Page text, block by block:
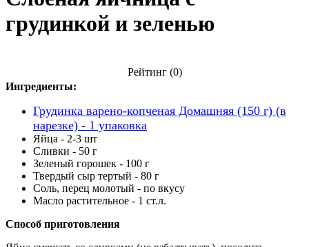
грудинкой и зеленью
Рейтинг (0)
Ингредиенты:
Грудинка варено-копченая Домашняя (150 г) (в
нарезке) - 1 упаковка
Яйца - 2-3 шт
Сливки - 50 г
Зеленый горошек - 100 г
Твердый сыр тертый - 80 г
Соль, перец молотый - по вкусу
Масло растительное - 1 ст.л.
Способ приготовления